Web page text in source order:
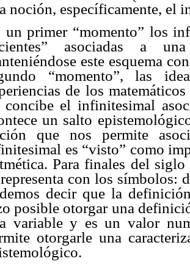
noción, específicamente, el
un primer “momento” los
asociadas a
este esquema
“momento”, las
de los
concibe el infinitesimal
un salto
que nos permite
es “visto” como
Para finales del
con los símbolos:
decir que la
posible otorgar una
variable y es un valor
otorgarle una